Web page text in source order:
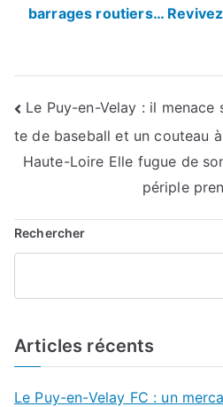
barrages routiers…
Navigation
de
Le Puy-en-Velay : il
te de baseball et un couteau
Haute-Loire Elle fugue de
périple
Rechercher
Articles récents
Le Puy-en-Velay FC : un